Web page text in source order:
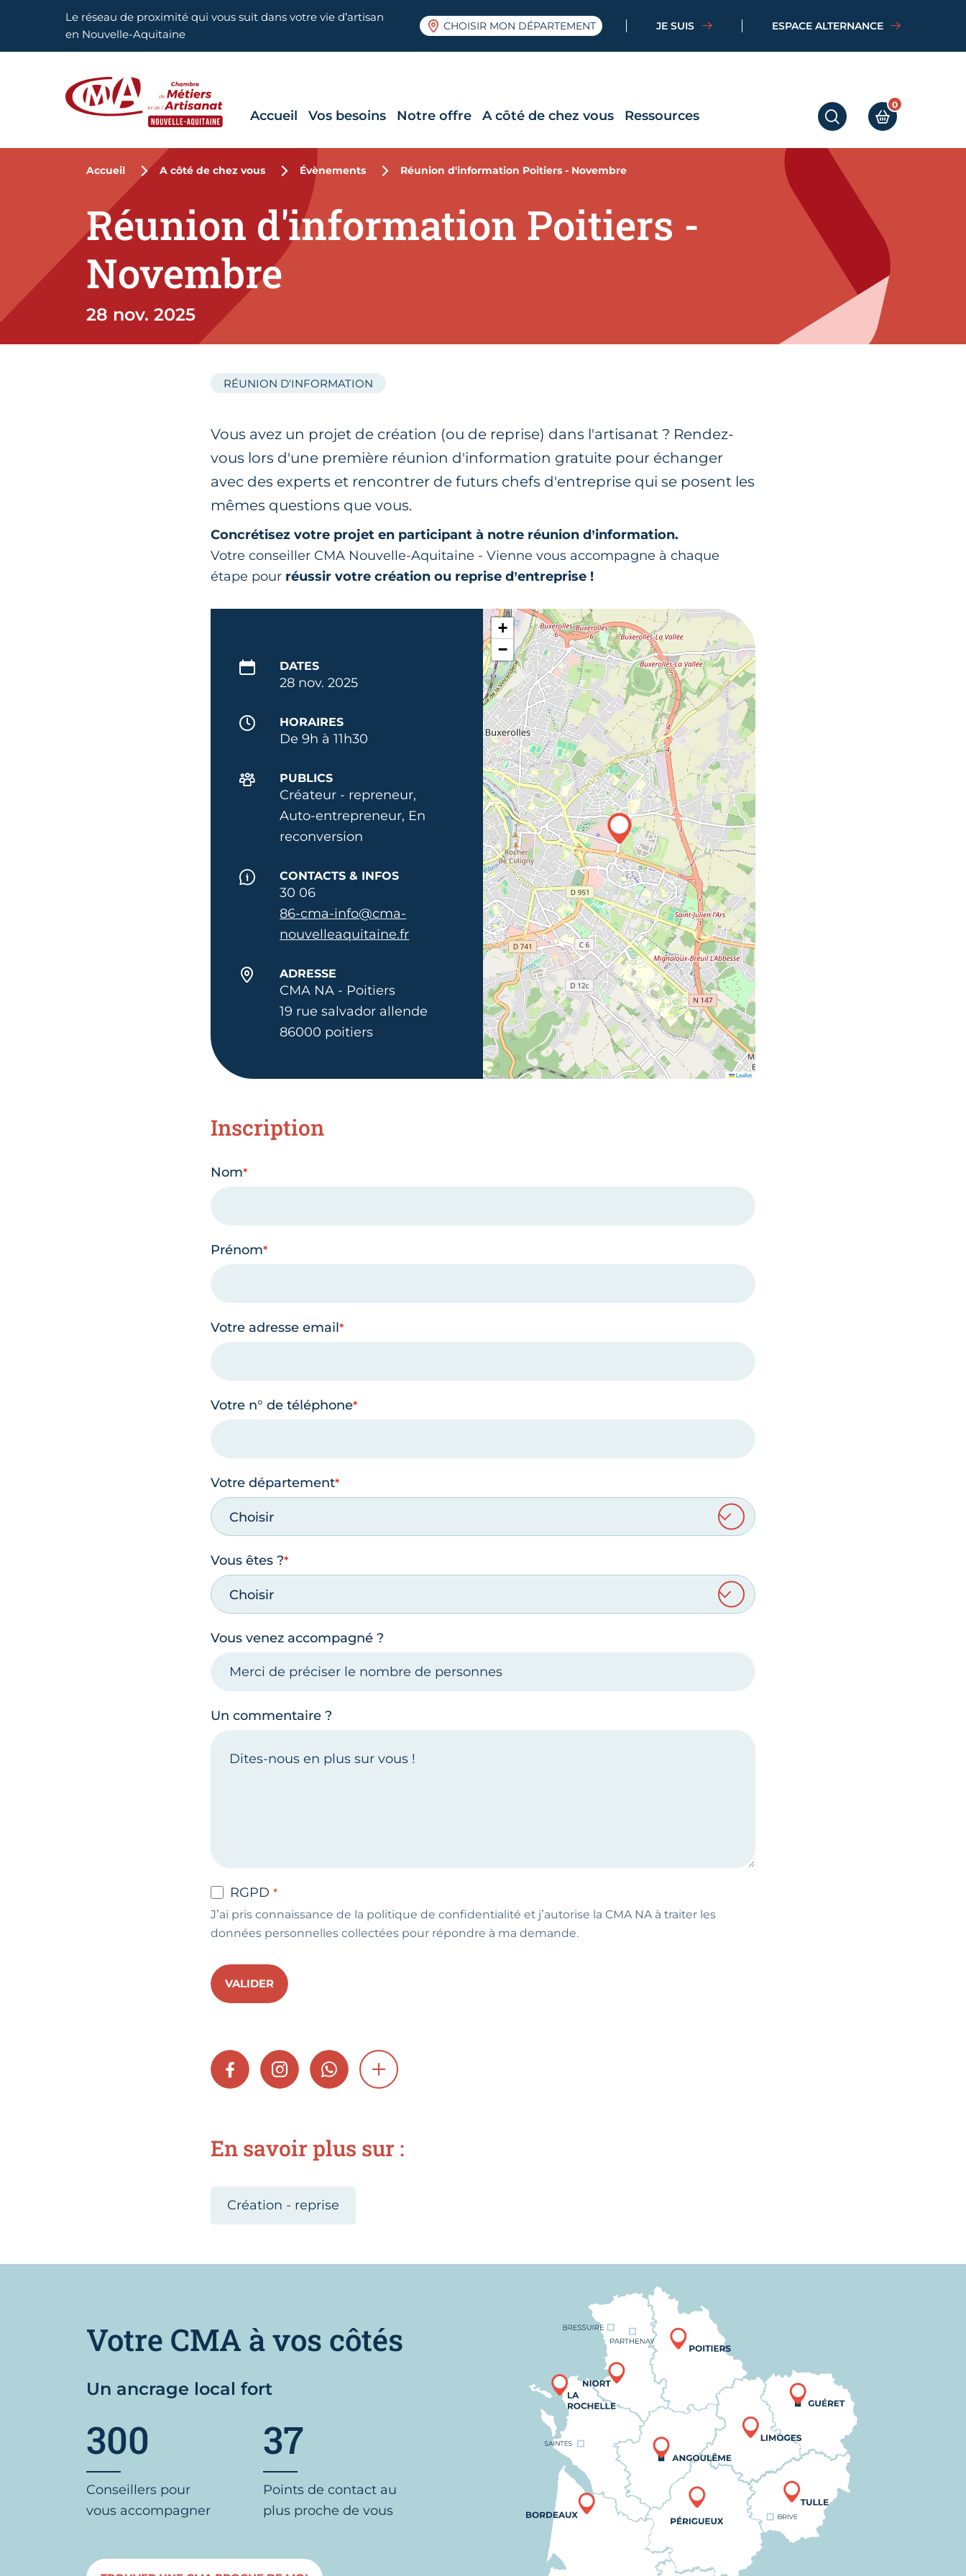
Aller en haut de pageLe réseau de proximité qui vous suit dans votre vie d’artisan
en Nouvelle-Aquitaine
CHOISIR MON DÉPARTEMENT JE SUIS ESPACE ALTERNANCE
RECHERCHERMON PANIER
0
Accueil Vos besoins Notre offre A côté de chez vous Ressources
Accueil A côté de chez vous Évènements Réunion d'information Poitiers - Novembre
Réunion d'information Poitiers -
Novembre
28 nov. 2025
RÉUNION D'INFORMATION
Vous avez un projet de création (ou de reprise) dans l'artisanat ? Rendez-
vous lors d'une première réunion d'information gratuite pour échanger
avec des experts et rencontrer de futurs chefs d'entreprise qui se posent les
mêmes questions que vous.
Concrétisez votre projet en participant à notre réunion d’information.
Votre conseiller CMA Nouvelle-Aquitaine - Vienne vous accompagne à chaque
étape pour réussir votre création ou reprise d’entreprise !
DATES
28 nov. 2025
HORAIRES
De 9h à 11h30
PUBLICS
Créateur - repreneur,
Auto-entrepreneur, En
reconversion
CONTACTS & INFOS
30 06
86-cma-info@cma-
nouvelleaquitaine.fr
ADRESSE
CMA NA - Poitiers
19 rue salvador allende
86000 poitiers
+
−
Leaflet
Inscription
Nom
Prénom
Votre adresse email
Votre n° de téléphone
Votre département
Choisir
Vous êtes ?
Choisir
Vous venez accompagné ?
Un commentaire ?
RGPD
J’ai pris connaissance de la politique de confidentialité et j’autorise la CMA NA à traiter les
données personnelles collectées pour répondre à ma demande.
VALIDER
FACEBOOKINSTAGRAMWHATSAPPSHOW MORE
En savoir plus sur :
Création - reprise
Votre CMA à vos côtés
Un ancrage local fort
300
Conseillers pour
vous accompagner
37
Points de contact au
plus proche de vous